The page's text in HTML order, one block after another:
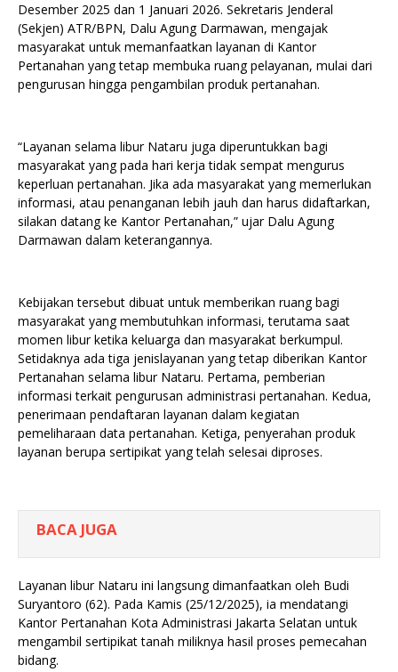
Desember 2025 dan 1 Januari 2026. Sekretaris Jenderal
(Sekjen) ATR/BPN, Dalu Agung Darmawan, mengajak
masyarakat untuk memanfaatkan layanan di Kantor
Pertanahan yang tetap membuka ruang pelayanan, mulai dari
pengurusan hingga pengambilan produk pertanahan.
“Layanan selama libur Nataru juga diperuntukkan bagi
masyarakat yang pada hari kerja tidak sempat mengurus
keperluan pertanahan. Jika ada masyarakat yang memerlukan
informasi, atau penanganan lebih jauh dan harus didaftarkan,
silakan datang ke Kantor Pertanahan,” ujar Dalu Agung
Darmawan dalam keterangannya.
Kebijakan tersebut dibuat untuk memberikan ruang bagi
masyarakat yang membutuhkan informasi, terutama saat
momen libur ketika keluarga dan masyarakat berkumpul.
Setidaknya ada tiga jenislayanan yang tetap diberikan Kantor
Pertanahan selama libur Nataru. Pertama, pemberian
informasi terkait pengurusan administrasi pertanahan. Kedua,
penerimaan pendaftaran layanan dalam kegiatan
pemeliharaan data pertanahan. Ketiga, penyerahan produk
layanan berupa sertipikat yang telah selesai diproses.
BACA JUGA
Layanan libur Nataru ini langsung dimanfaatkan oleh Budi
Suryantoro (62). Pada Kamis (25/12/2025), ia mendatangi
Kantor Pertanahan Kota Administrasi Jakarta Selatan untuk
mengambil sertipikat tanah miliknya hasil proses pemecahan
bidang.